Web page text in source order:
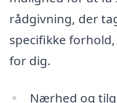
rådgivning, der
specifikke
for dig.
Nærhed og